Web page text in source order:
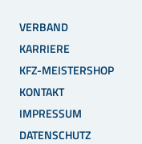
VERBAND
KARRIERE
KFZ-MEISTERSHOP
KONTAKT
IMPRESSUM
DATENSCHUTZ